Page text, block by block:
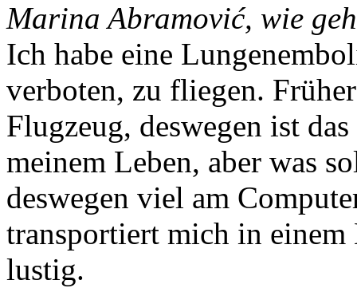
Marina Abramović, wie
Ich habe eine
verboten, zu fliegen.
Flugzeug, deswegen ist
meinem Leben, aber was
deswegen viel am
transportiert mich in einem
lustig.